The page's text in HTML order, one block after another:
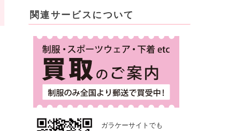
関連サービスについて
ガラケーサイトでも